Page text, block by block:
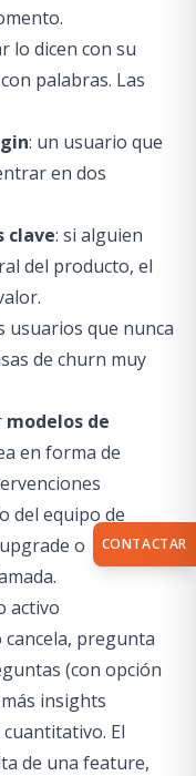
lo dicen con su
palabras. Las
: un usuario que
en dos
clave: si alguien
del producto, el
usuarios que nunca
de churn muy
modelos de
en forma de
del equipo de
o
activo
pregunta
(con opción
insights
El
de una feature,
CONTACTAR